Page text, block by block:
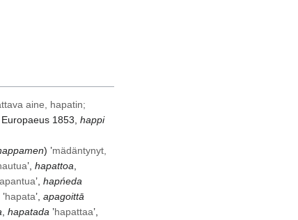
aine, hapatin;
1853, happi
) ’mädäntynyt,
’, hapattoa
’, hapńeda
hapata’, apagoittā
hapatada ’hapattaa’,